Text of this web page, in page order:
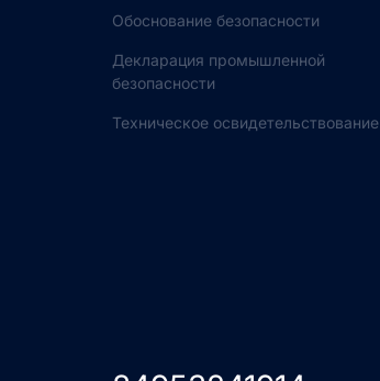
Обоснование безопасности
Декларация промышленной
безопасности
Техническое освидетельствование